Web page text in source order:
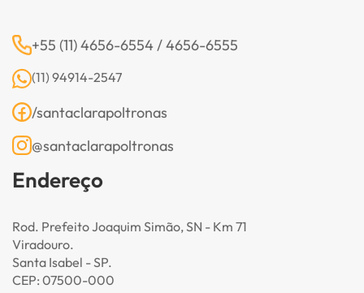
+55 (11) 4656-6554 / 4656-6555
(11) 94914-2547
/santaclarapoltronas
@santaclarapoltronas
Endereço
Rod. Prefeito Joaquim Simão, SN - Km 71
Viradouro.
Santa Isabel - SP.
CEP: 07500-000